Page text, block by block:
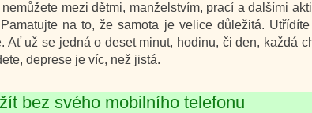
mezi dětmi, manželstvím, prací a dalšími
na to, že samota je velice důležitá.
Ať už se jedná o deset minut, hodinu, či den, každá
deprese je víc, než jistá.
bez svého mobilního telefonu